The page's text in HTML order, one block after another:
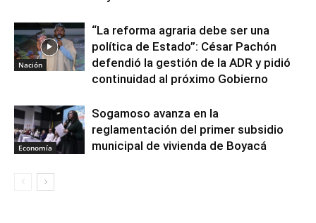
Nación
“La reforma agraria debe ser una
política de Estado”: César Pachón
defendió la gestión de la ADR y pidió
continuidad al próximo Gobierno
Economía
Sogamoso avanza en la
reglamentación del primer subsidio
municipal de vivienda de Boyacá